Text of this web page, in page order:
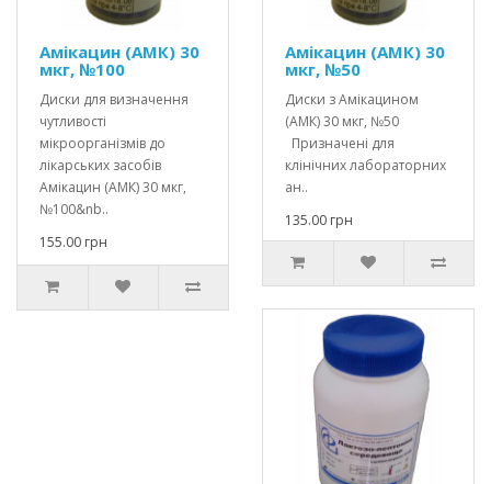
Амікацин (АМК) 30
мкг, №100
Диски для визначення
чутливості
мікроорганізмів до
лікарських засобів
Амікацин (АМК) 30 мкг,
№100&nb..
155.00 грн
Амікацин (АМК) 30
мкг, №50
Диски з Амікацином
(АМК) 30 мкг, №50
Призначені для
клінічних лабораторних
ан..
135.00 грн